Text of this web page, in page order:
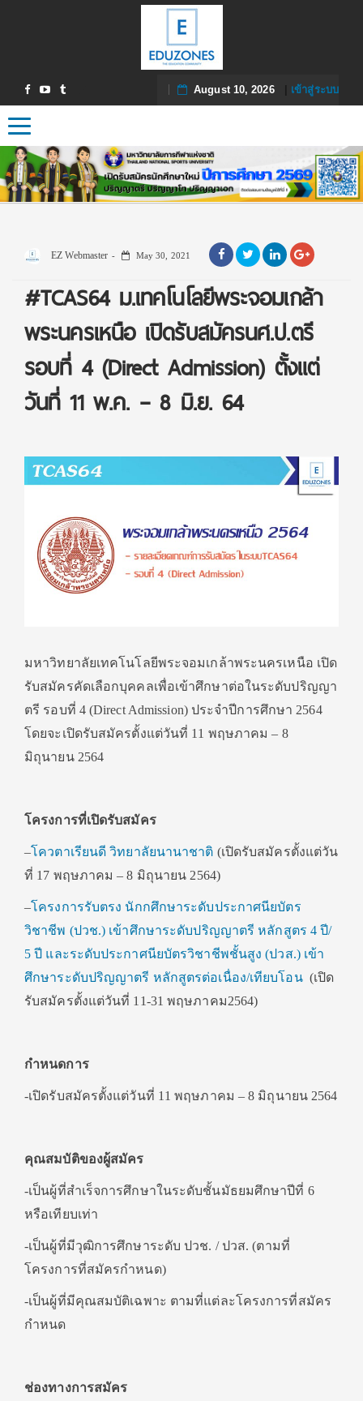
August 10, 2026| เข้าสู่ระบบ
Toggle navigation
EZ Webmaster May 30, 2021
#TCAS64 ม.เทคโนโลยีพระจอมเกล้า
พระนครเหนือ เปิดรับสมัครนศ.ป.ตรี
รอบที่ 4 (Direct Admission) ตั้งแต่
วันที่ 11 พ.ค. – 8 มิ.ย. 64
มหาวิทยาลัยเทคโนโลยีพระจอมเกล้าพระนครเหนือ เปิด
รับสมัครคัดเลือกบุคคลเพื่อเข้าศึกษาต่อในระดับปริญญา
ตรี รอบที่ 4 (Direct Admission) ประจำปีการศึกษา 2564
โดยจะเปิดรับสมัครตั้งแต่วันที่ 11 พฤษภาคม – 8
มิถุนายน 2564
โครงการที่เปิดรับสมัคร
–โควตาเรียนดี วิทยาลัยนานาชาติ (เปิดรับสมัครตั้งแต่วัน
ที่ 17 พฤษภาคม – 8 มิถุนายน 2564)
–โครงการรับตรง นักกศึกษาระดับประกาศนียบัตร
วิชาชีพ (ปวช.) เข้าศึกษาระดับปริญญาตรี หลักสูตร 4 ปี/
5 ปี และระดับประกาศนียบัตรวิชาชีพชั้นสูง (ปวส.) เข้า
ศึกษาระดับปริญญาตรี หลักสูตรต่อเนื่อง/เทียบโอน (เปิด
รับสมัครตั้งแต่วันที่ 11-31 พฤษภาคม2564)
กำหนดการ
-เปิดรับสมัครตั้งแต่วันที่ 11 พฤษภาคม – 8 มิถุนายน 2564
คุณสมบัติของผู้สมัคร
-เป็นผู้ที่สำเร็จการศึกษาในระดับชั้นมัธยมศึกษาปีที่ 6
หรือเทียบเท่า
-เป็นผู้ที่มีวุฒิการศึกษาระดับ ปวช. / ปวส. (ตามที่
โครงการที่สมัครกำหนด)
-เป็นผู้ที่มีคุณสมบัติเฉพาะ ตามที่แต่ละโครงการที่สมัคร
กำหนด
ช่องทางการสมัคร